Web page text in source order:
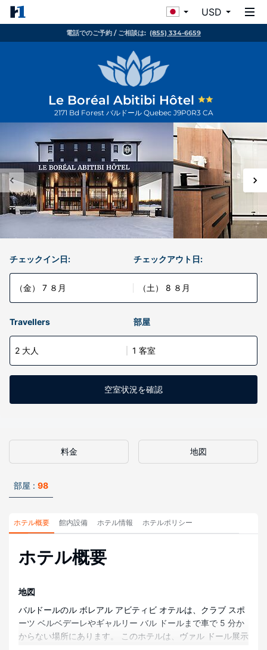
USD
電話でのご予約 / ご相談は: (855) 334-6659
Le Boréal Abitibi Hôtel
2171 Bd Forest バルドール Quebec J9P0R3 CA
チェックイン日:
（金） 7 ８月
チェックアウト日:
（土） 8 ８月
Travellers 部屋
2 大人 1 客室
空室状況を確認
料金 地図
部屋 : 98
ホテル概要 館内設備 ホテル情報 ホテルポリシー
ホテル概要
地図
バルドールのル ボレアル アビティビ オテルは、クラブ スポ
ーツ ベルベデーレやギャルリー バル ドールまで車で 5 分か
からない場所にあります。 このホテルは、ヴァル ドール展示